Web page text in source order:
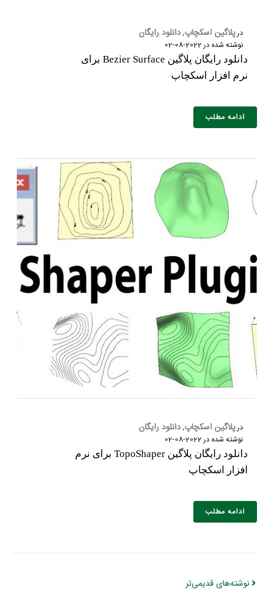
درپلاگین اسکچاپ,دانلود رایگان
نوشته شده در2022-08-02
دانلود رایگان پلاگین Bezier Surface برای
نرم افزار اسکچاپ
ادامه مطلب
درپلاگین اسکچاپ,دانلود رایگان
نوشته شده در2022-08-02
دانلود رایگان پلاگین TopoShaper برای نرم
افزار اسکچاپ
ادامه مطلب
نوشته‌های قدیمی‌تر